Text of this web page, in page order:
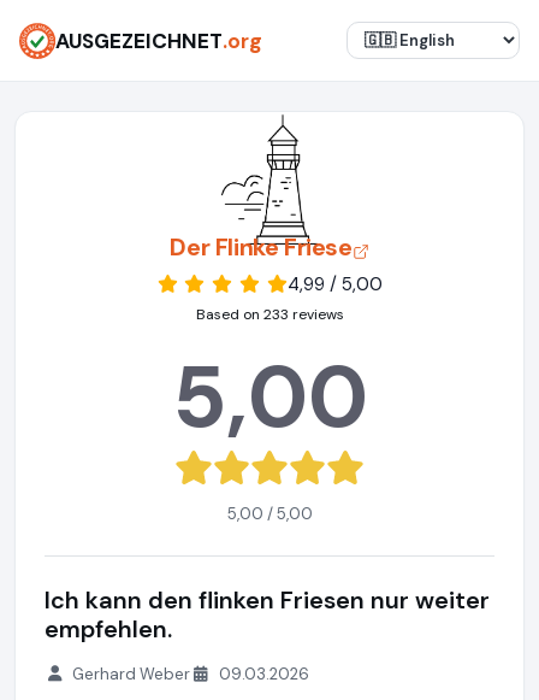
AUSGEZEICHNET.org
Der Flinke Friese
4,99 / 5,00
Based on 233 reviews
5,00
5,00 / 5,00
Ich kann den flinken Friesen nur weiter
empfehlen.
Gerhard Weber 09.03.2026